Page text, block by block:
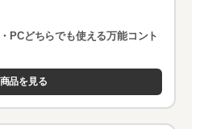
PCどちらでも使える万能コント
商品を見る